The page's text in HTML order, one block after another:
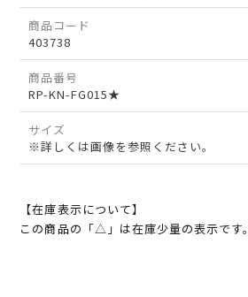
商品コード
403738
商品番号
RP-KN-FG015★
サイズ
※詳しくは画像を参照ください。
【在庫表示について】
この商品の「△」は在庫少量の表示です。